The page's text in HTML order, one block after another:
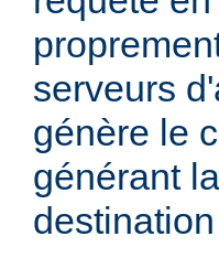
serveurs
génère le
générant